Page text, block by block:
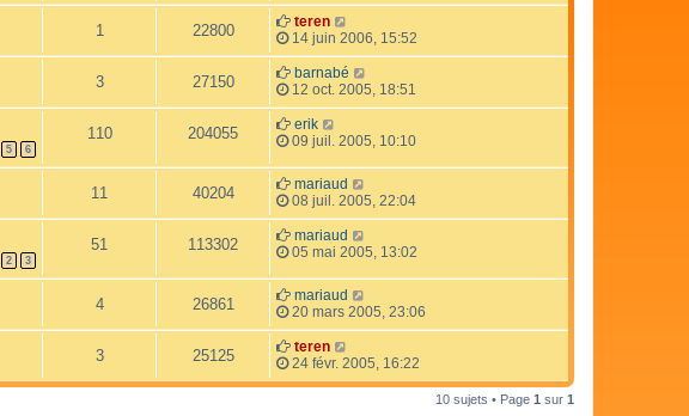
1 22800
teren
14 juin 2006, 15:52
3 27150
barnabé
12 oct. 2005, 18:51
5 6
110 204055
erik
09 juil. 2005, 10:10
11 40204
mariaud
08 juil. 2005, 22:04
2 3
51 113302
mariaud
05 mai 2005, 13:02
4 26861
mariaud
20 mars 2005, 23:06
3 25125
teren
24 févr. 2005, 16:22
10 sujets • Page 1 sur 1